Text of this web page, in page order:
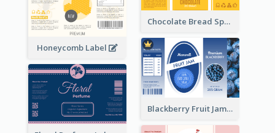
Chocolate Bread Spread Label
Honeycomb Label
Blackberry Fruit Jam Label